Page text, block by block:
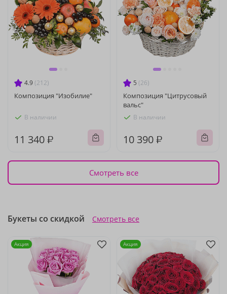
4.9 (212)
Композиция "Изобилие"
В наличии
11 340 ₽
5 (26)
Композиция "Цитрусовый
вальс"
В наличии
10 390 ₽
Смотреть все
Букеты со скидкой Смотреть все
Акция Акция